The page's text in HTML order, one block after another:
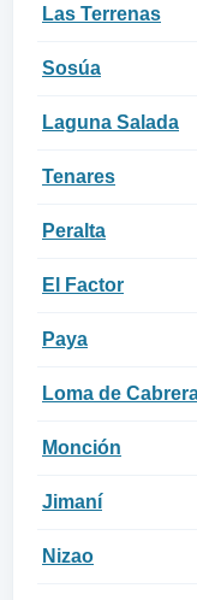
Las Terrenas
Sosúa
Laguna Salada
Tenares
Peralta
El Factor
Paya
Loma de
Monción
Jimaní
Nizao